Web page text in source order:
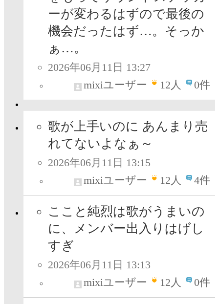
ーが変わるはずので最後の
機会だったはず…。そっか
ぁ…。
2026年06月11日 13:27
mixiユーザー
12人 0件
歌が上手いのに あんまり売
れてないよなぁ～
2026年06月11日 13:15
mixiユーザー
12人 4件
ここと純烈は歌がうまいの
に、メンバー出入りはげし
すぎ
2026年06月11日 13:13
mixiユーザー
12人 0件